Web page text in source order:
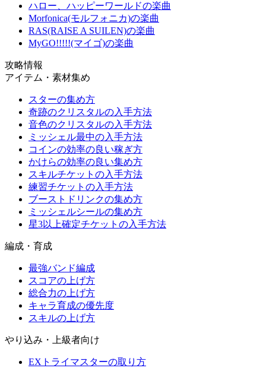
ハロー、ハッピーワールドの楽曲
Morfonica(モルフォニカ)の楽曲
RAS(RAISE A SUILEN)の楽曲
MyGO!!!!!(マイゴ)の楽曲
攻略情報
アイテム・素材集め
スターの集め方
奇跡のクリスタルの入手方法
音色のクリスタルの入手方法
ミッシェル最中の入手方法
コインの効率の良い稼ぎ方
かけらの効率の良い集め方
スキルチケットの入手方法
練習チケットの入手方法
ブーストドリンクの集め方
ミッシェルシールの集め方
星3以上確定チケットの入手方法
編成・育成
最強バンド編成
スコアの上げ方
総合力の上げ方
キャラ育成の優先度
スキルの上げ方
やり込み・上級者向け
EXトライマスターの取り方